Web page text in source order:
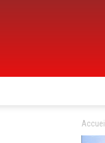
Accueil